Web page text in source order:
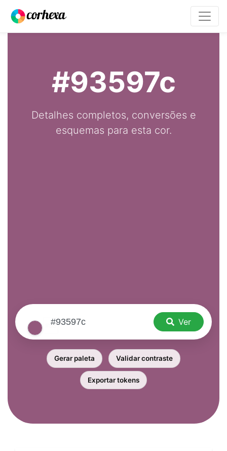
#93597c
Detalhes completos, conversões e
esquemas para esta cor.
Ver
Gerar paleta Validar contraste
Exportar tokens